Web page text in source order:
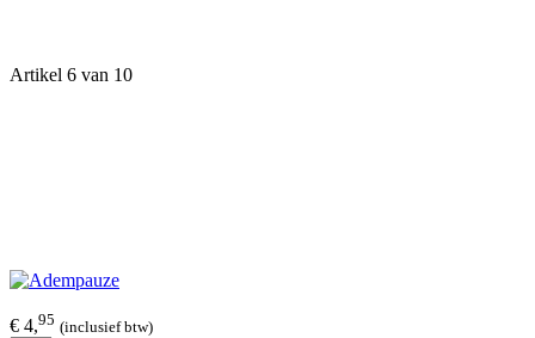
Artikel 6 van 10
€ 4,95 (inclusief btw)